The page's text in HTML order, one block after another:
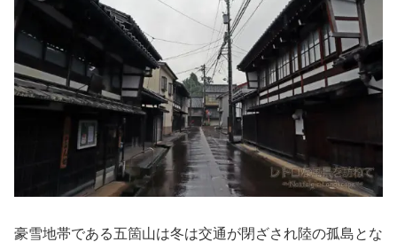
豪雪地帯である五箇山は冬は交通が閉ざされ陸の孤島とな